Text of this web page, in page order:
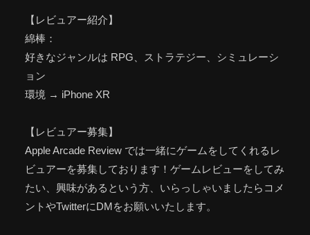
【レビュアー紹介】
綿棒：
好きなジャンルは RPG、ストラテジー、シミュレーシ
ョン
環境 → iPhone XR
【レビュアー募集】
Apple Arcade Review では一緒にゲームをしてくれるレ
ビュアーを募集しております！ゲームレビューをしてみ
たい、興味があるという方、いらっしゃいましたらコメ
ントやTwitterにDMをお願いいたします。